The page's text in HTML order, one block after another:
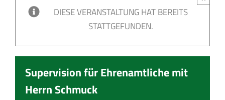
DIESE VERANSTALTUNG HAT BEREITS
STATTGEFUNDEN.
Supervision für Ehrenamtliche mit
Herrn Schmuck